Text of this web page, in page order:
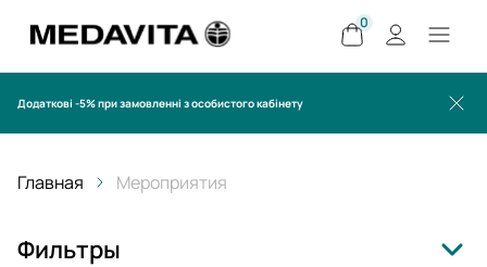
0
Додаткові -5% при замовленні з особистого кабінету
Главная Мероприятия
Фильтры